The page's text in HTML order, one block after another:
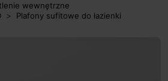
wewnętrzne
Plafony sufitowe do łazienki